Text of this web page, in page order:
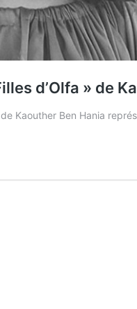
d’Olfa » de
Kaouther Ben Hania